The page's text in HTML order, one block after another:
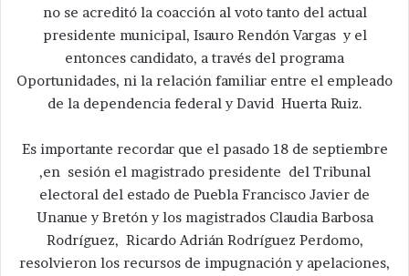
no se acreditó la coacción al voto tanto del actual
presidente municipal, Isauro Rendón Vargas y el
entonces candidato, a través del programa
Oportunidades, ni la relación familiar entre el empleado
de la dependencia federal y David Huerta Ruiz.
Es importante recordar que el pasado 18 de septiembre
,en sesión el magistrado presidente del Tribunal
electoral del estado de Puebla Francisco Javier de
Unanue y Bretón y los magistrados Claudia Barbosa
Rodríguez, Ricardo Adrián Rodríguez Perdomo,
resolvieron los recursos de impugnación y apelaciones,